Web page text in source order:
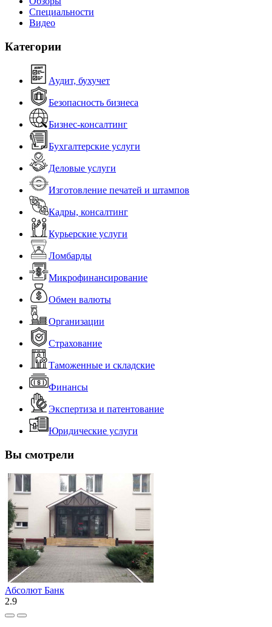
Специальности
Видео
Категории
Аудит, бухучет
Безопасность бизнеса
Бизнес-консалтинг
Бухгалтерские услуги
Деловые услуги
Изготовление печатей и штампов
Кадры, консалтинг
Курьерские услуги
Ломбарды
Микрофинансирование
Обмен валюты
Организации
Страхование
Таможенные и складские
Финансы
Экспертиза и патентование
Юридические услуги
Вы смотрели
Абсолют Банк
2.9